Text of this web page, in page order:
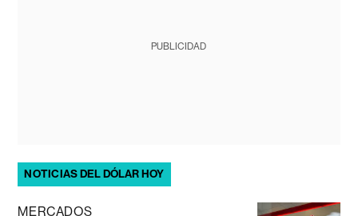
PUBLICIDAD
NOTICIAS DEL DÓLAR HOY
MERCADOS